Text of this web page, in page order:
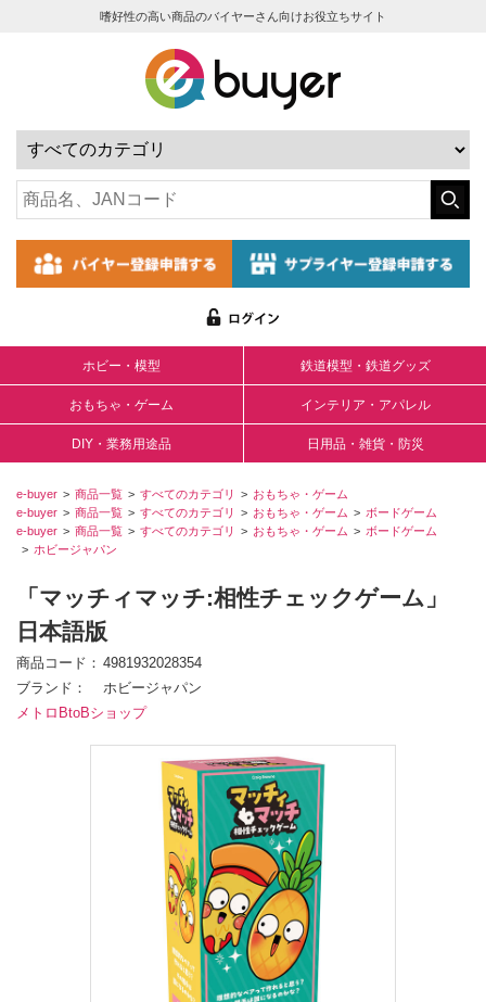
嗜好性の高い商品のバイヤーさん向けお役立ちサイト
ホビー・模型 鉄道模型・鉄道グッズ
おもちゃ・ゲーム インテリア・アパレル
DIY・業務用途品 日用品・雑貨・防災
e-buyer 商品一覧 すべてのカテゴリ
おもちゃ・ゲーム
e-buyer
商品一覧 すべてのカテゴリ おもちゃ・ゲーム
ボードゲーム
e-buyer
商品一覧 すべてのカテゴリ おもちゃ・ゲーム
ボードゲーム
ホビージャパン
「マッチィマッチ:相性チェックゲーム」
日本語版
商品コード
4981932028354
ブランド
ホビージャパン
メトロBtoBショップ